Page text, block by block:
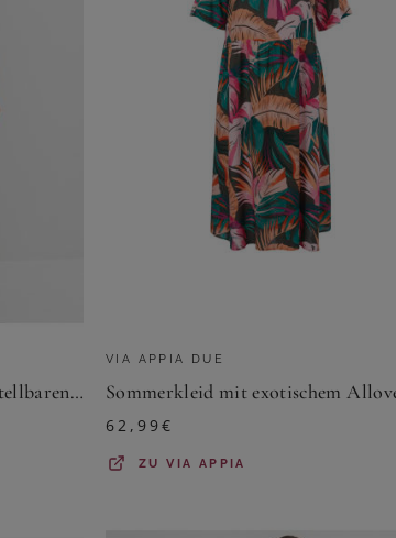
Sommer-Jersey-Kleid mit verstellbaren Trägern
VIA APPIA DUE
62,99€
ZUVIA APPIA